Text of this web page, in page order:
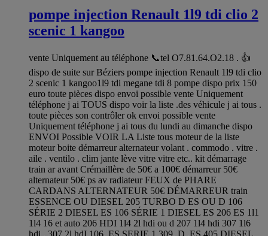
pompe injection Renault 1l9 tdi clio 2
scenic 1 kangoo
vente Uniquement au téléphone 📞tel O7.81.64.O2.18 . 👍
dispo de suite sur Béziers pompe injection Renault 1l9 tdi clio
2 scenic 1 kangoo1l9 tdi megane tdi 8 pompe dispo prix 150
euro toute pièces dispo envoi possible vente Uniquement
téléphone j ai TOUS dispo voir la liste .des véhicule j ai tous .
toute pièces son contrôler ok envoi possible vente
Uniquement téléphone j ai tous du lundi au dimanche dispo
ENVOI Possible VOIR LA Liste tous moteur de la liste
moteur boite démarreur alternateur volant . commodo . vitre .
aile . ventilo . clim jante lève vitre vitre etc.. kit démarrage
train ar avant Crémaillère de 50€ a 100€ démarreur 50€
alternateur 50€ ps av radiateur FEUX de PHARE
CARDANS ALTERNATEUR 50€ DÉMARREUR train
ESSENCE OU DIESEL 205 TURBO D ES OU D 106
SÉRIE 2 DIESEL ES 106 SÉRIE 1 DIESEL ES 206 ES 1l1
1l4 16 et auto 206 HDI 1l4 2l hdi ou d 207 1l4 hdi 307 1l6